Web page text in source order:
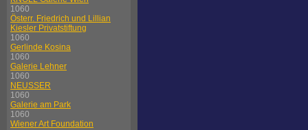
1060
Österr. Friedrich und Lillian
Kiesler Privatstiftung
1060
Gerlinde Kosina
1060
Galerie Lehner
1060
NEUSSER
1060
Galerie am Park
1060
Wiener Art Foundation